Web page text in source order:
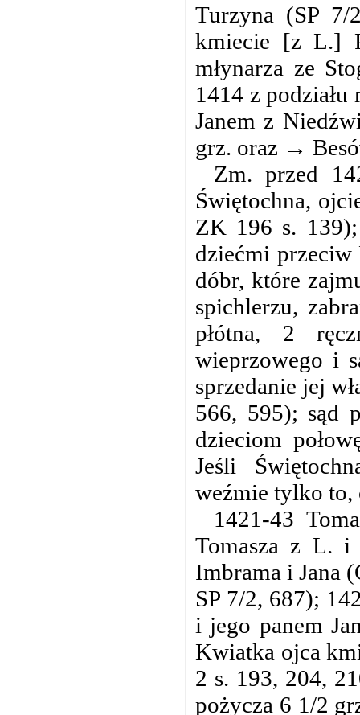
Turzyna (SP
kmiecie [z L.]
młynarza ze
1414 z
Janem z
grz. oraz →
Zm. przed
Świętochna,
ZK 196 s.
dziećmi
dóbr, które
spichlerzu,
płótna, 2
wieprzowego i
sprzedanie jej
566, 595); sąd
dzieciom
Jeśli
weźmie tylko to,
1421-43
Tomasza z L. i
Imbrama i Jana
SP 7/2, 687);
i jego panem
Kwiatka ojca
2 s. 193, 204,
pożycza 6 1/2